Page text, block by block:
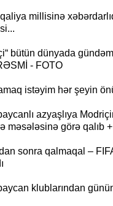
millisinə
bütün dünyada
- FOTO
istəyim hər şeyin
azyaşlıya
məsələsinə görə qalıb
sonra qalmaqal –
klublarından